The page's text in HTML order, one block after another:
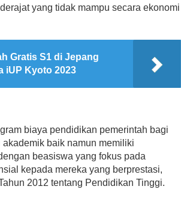
yang tidak mampu secara ekonomi
Gratis S1 di Jepang
iUP Kyoto 2023
biaya pendidikan pemerintah bagi
baik namun memiliki
beasiswa yang fokus pada
kepada mereka yang berprestasi,
2012 tentang Pendidikan Tinggi.